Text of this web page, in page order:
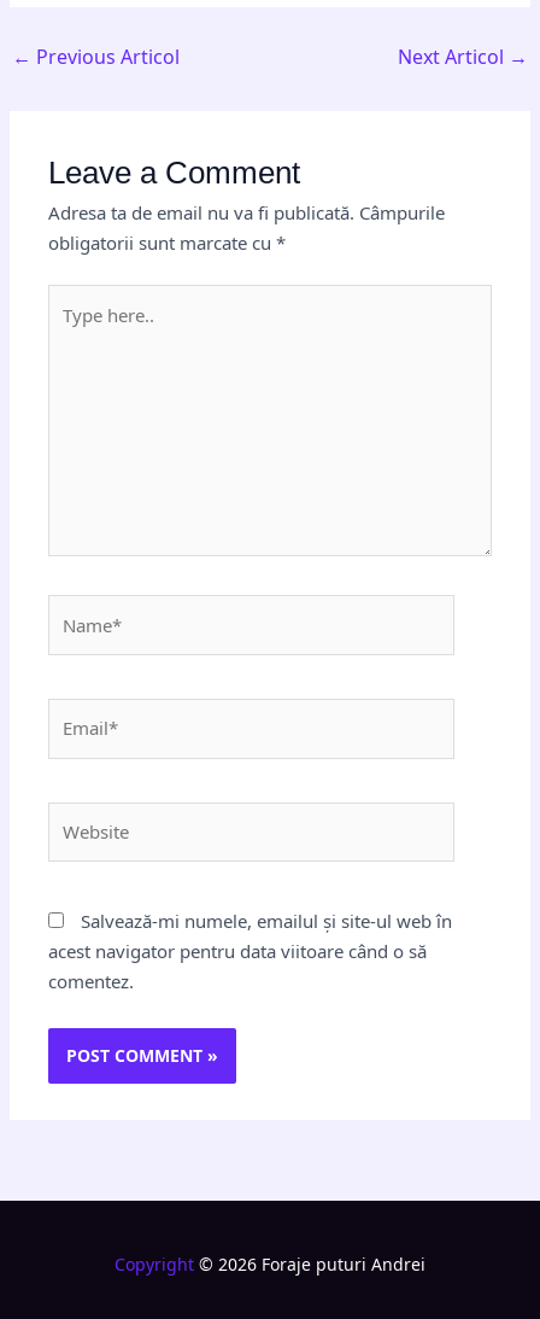
← Previous Articol Next Articol →
Leave a Comment
Adresa ta de email nu va fi publicată. Câmpurile
obligatorii sunt marcate cu*
here..
Salvează-mi numele, emailul și site-ul web în
acest navigator pentru data viitoare când o să
comentez.
Copyright © 2026 Foraje puturi Andrei